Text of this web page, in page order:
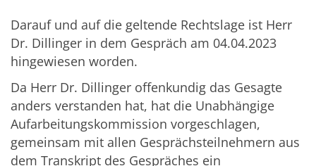
Darauf und auf die geltende Rechtslage ist Herr
Dr. Dillinger in dem Gespräch am 04.04.2023
hingewiesen worden.
Da Herr Dr. Dillinger offenkundig das Gesagte
anders verstanden hat, hat die Unabhängige
Aufarbeitungskommission vorgeschlagen,
gemeinsam mit allen Gesprächsteilnehmern aus
dem Transkript des Gespräches ein